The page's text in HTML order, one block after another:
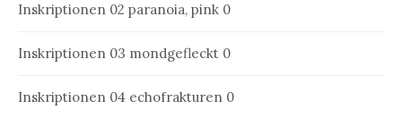
Inskriptionen 02 paranoia, pink 0
Inskriptionen 03 mondgefleckt 0
Inskriptionen 04 echofrakturen 0